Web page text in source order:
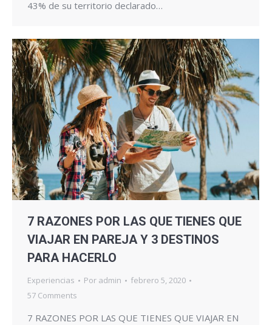
43% de su territorio declarado…
7 RAZONES POR LAS QUE TIENES QUE
VIAJAR EN PAREJA Y 3 DESTINOS
PARA HACERLO
Experiencias Por admin
febrero 5, 2020
57 Comments
7 RAZONES POR LAS QUE TIENES QUE VIAJAR EN